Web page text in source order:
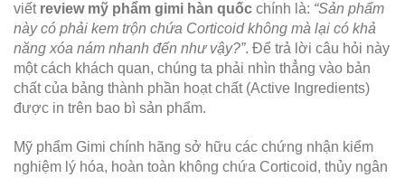
viết review mỹ phẩm gimi hàn quốc chính là: “Sản phẩm
này có phải kem trộn chứa Corticoid không mà lại có khả
năng xóa nám nhanh đến như vậy?”. Để trả lời câu hỏi này
một cách khách quan, chúng ta phải nhìn thẳng vào bản
chất của bảng thành phần hoạt chất (Active Ingredients)
được in trên bao bì sản phẩm.
Mỹ phẩm Gimi chính hãng sở hữu các chứng nhận kiểm
nghiệm lý hóa, hoàn toàn không chứa Corticoid, thủy ngân